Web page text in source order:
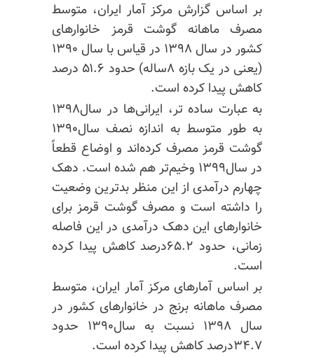
بر اساس گزارش مرکز آمار ایران، متوسط
مصرف ماهانه گوشت قرمز خانوار‌های
کشور در سال ۱۳۹۸ در قیاس با سال ۱۳۹۰
(یعنی در یک بازه ۸ساله) حدود ۵۱.۶ درصد
کاهش پیدا کرده است.
به عبارت ساده تر، ایرانی‌ها در سال۱۳۹۸
به طور متوسط به اندازه نصف سال۱۳۹۰
گوشت قرمز مصرف ‌کرده‌اند و اوضاع قطعاً
در سال۱۳۹۹ وخیم‌تر هم شده است. دهک
چهارم درآمدی از این منظر بدترین وضعیت
را داشته است و مصرف گوشت قرمز برای
خانوار‌های این دهک درآمدی در این فاصله
زمانی، حدود ۶۵.۲درصد کاهش پیدا کرده
است.
بر اساس آمار‌های مرکز آمار ایران، متوسط
مصرف ماهانه برنج در خانوار‌های کشور در
سال ۱۳۹۸ نسبت به سال۱۳۹۰ حدود
۳۴.۷درصد کاهش پیدا کرده است.